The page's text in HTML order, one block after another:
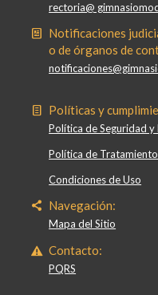
rectoria@
Notificaciones
o de órganos de
Políticas y
Política de Seguridad
Política de
Condiciones de Uso
Navegación:
Mapa del Sitio
Contacto:
PQRS